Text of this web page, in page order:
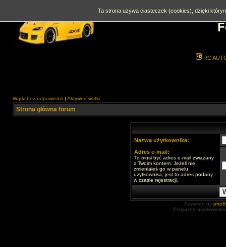
RC
Wątki bez odpowiedzi | Aktywne wątki
Strona główna forum
Nazwa użytkownika:
Adres e-mail:
To musi być adres e-mail związany
z Twoim kontem. Jeżeli nie
zmieniałeś go w panelu
użytkownika, jest to adres podany
w czasie rejestracji.
Powered by
Przyjazne
Ta strona używa ciasteczek (cookies), dzięki